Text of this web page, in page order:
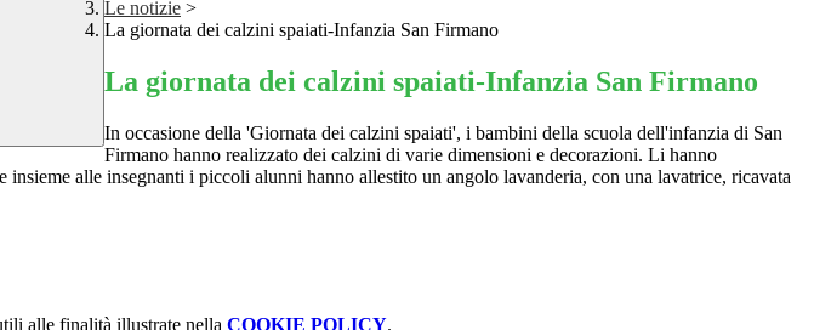
Le notizie >
La giornata dei calzini spaiati-Infanzia San Firmano
La giornata dei calzini spaiati-Infanzia San Firmano
In occasione della 'Giornata dei calzini spaiati', i bambini della scuola dell'infanzia di San
Firmano hanno realizzato dei calzini di varie dimensioni e decorazioni. Li hanno
alle insegnanti i piccoli alunni hanno allestito un angolo lavanderia, con una lavatrice, ricavata
alle finalità illustrate nella COOKIE POLICY.